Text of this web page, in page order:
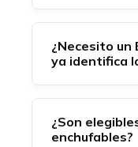
¿Necesito un
ya identifica
¿Son
enchufables?